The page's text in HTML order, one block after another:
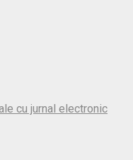
cu jurnal electronic